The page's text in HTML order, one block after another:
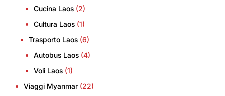
Cucina Laos (2)
Cultura Laos (1)
Trasporto Laos (6)
Autobus Laos (4)
Voli Laos (1)
Viaggi Myanmar (22)